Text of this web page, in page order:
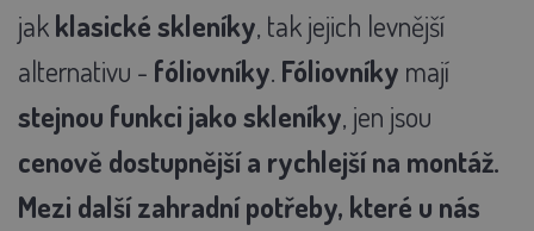
jakklasické skleníky, tak jejich levnější
alternativu - fóliovníky. Fóliovníky mají
stejnou funkci jako skleníky, jen jsou
cenově dostupnější a rychlejší na montáž.
Mezi další zahradní potřeby, které u nás